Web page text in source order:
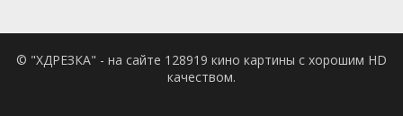
© "ХДРЕЗКА" - на сайте 128919 кино картины с хорошим HD
качеством.